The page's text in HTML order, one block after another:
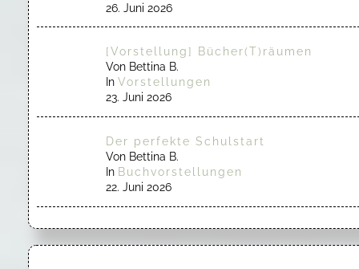
26. Juni 2026
[Vorstellung] Bücher(T)räumen
Von Bettina B.
In Vorstellungen
23. Juni 2026
Der perfekte Schulstart
Von Bettina B.
In Buchvorstellungen
22. Juni 2026